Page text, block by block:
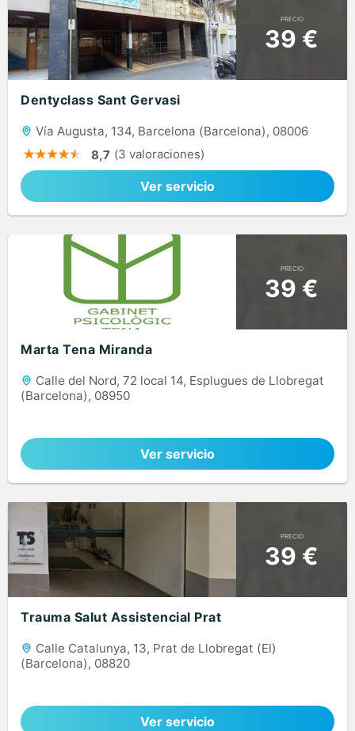
PRECIO
39 €
Dentyclass Sant Gervasi
Vía Augusta, 134, Barcelona (Barcelona), 08006
8,7 (3 valoraciones)
Ver servicio
PRECIO
39 €
Marta Tena Miranda
Calle del Nord, 72 local 14, Esplugues de Llobregat
(Barcelona), 08950
Ver servicio
PRECIO
39 €
Trauma Salut Assistencial Prat
Calle Catalunya, 13, Prat de Llobregat (El)
(Barcelona), 08820
Ver servicio